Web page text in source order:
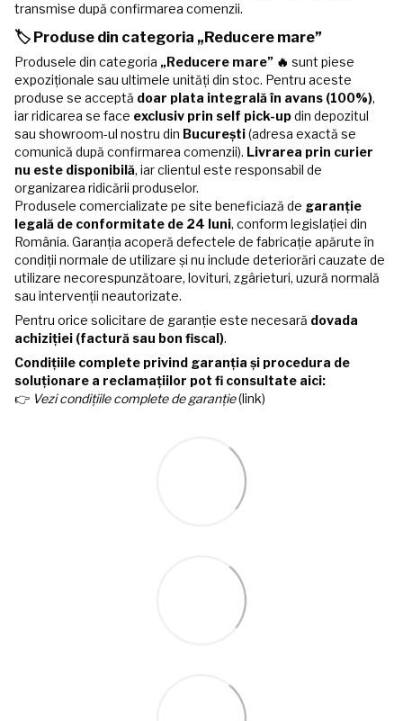
transmise după confirmarea comenzii.
🏷️ Produse din categoria „Reducere mare”
Produsele din categoria „Reducere mare” 🔥 sunt piese
expoziționale sau ultimele unități din stoc. Pentru aceste
produse se acceptă doar plata integrală în avans (100%),
iar ridicarea se face exclusiv prin self pick-updin depozitul
sau showroom-ul nostru din București(adresa exactă se
comunică după confirmarea comenzii). Livrarea prin curier
nu este disponibilă, iar clientul este responsabil de
organizarea ridicării produselor.
Produsele comercializate pe site beneficiază de garanție
legală de conformitate de 24 luni, conform legislației din
România. Garanția acoperă defectele de fabricație apărute în
condiții normale de utilizare și nu include deteriorări cauzate de
utilizare necorespunzătoare, lovituri, zgârieturi, uzură normală
sau intervenții neautorizate.
Pentru orice solicitare de garanție este necesară dovada
achiziției (factură sau bon fiscal).
Condițiile complete privind garanția și procedura de
soluționare a reclamațiilor pot fi consultate aici:
👉 Vezi condițiile complete de garanție(link)